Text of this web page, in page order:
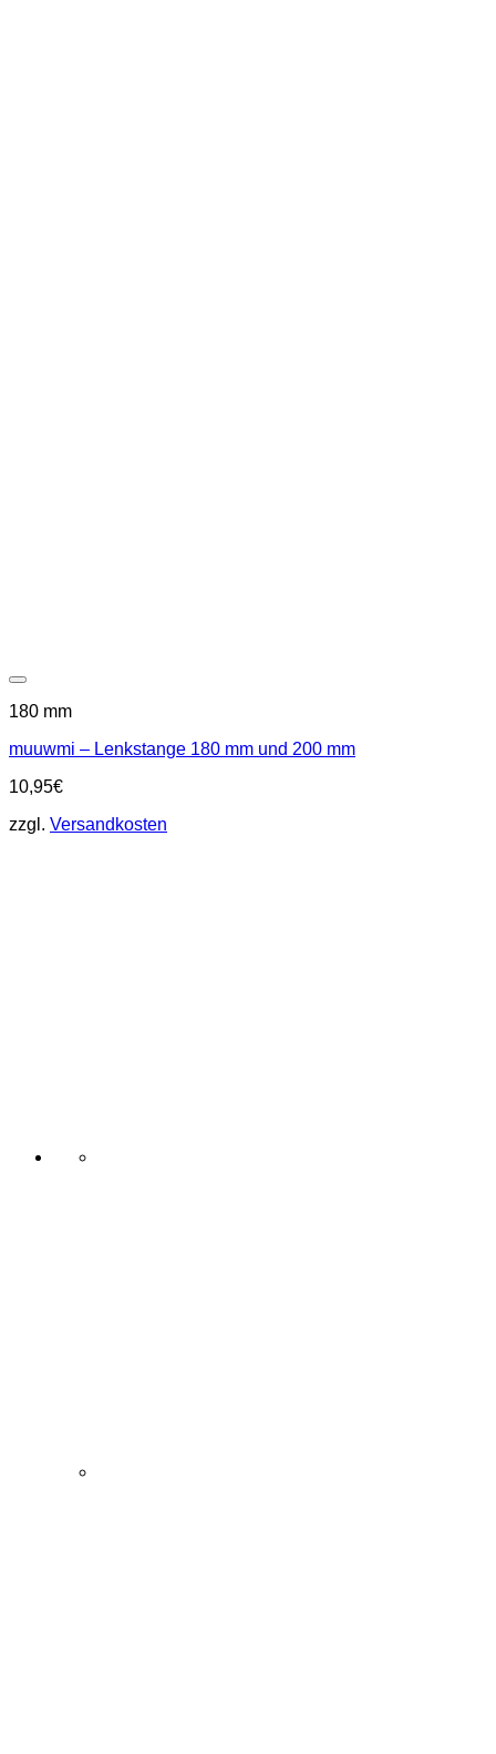
180 mm
muuwmi – Lenkstange 180 mm und 200 mm
10,95€
zzgl. Versandkosten